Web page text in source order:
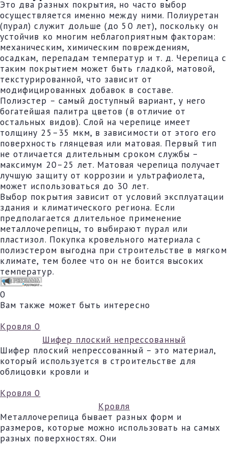
Это два разных покрытия, но часто выбор
осуществляется именно между ними. Полиуретан
(пурал) служит дольше (до 50 лет), поскольку он
устойчив ко многим неблагоприятным факторам:
механическим, химическим повреждениям,
осадкам, перепадам температур и т. д. Черепица с
таким покрытием может быть гладкой, матовой,
текстурированной, что зависит от
модифицированных добавок в составе.
Полиэстер – самый доступный вариант, у него
богатейшая палитра цветов (в отличие от
остальных видов). Слой на черепице имеет
толщину 25–35 мкм, в зависимости от этого его
поверхность глянцевая или матовая. Первый тип
не отличается длительным сроком службы –
максимум 20–25 лет. Матовая черепица получает
лучшую защиту от коррозии и ультрафиолета,
может использоваться до 30 лет.
Выбор покрытия зависит от условий эксплуатации
здания и климатического региона. Если
предполагается длительное применение
металлочерепицы, то выбирают пурал или
пластизол. Покупка кровельного материала с
полиэстером выгодна при строительстве в мягком
климате, тем более что он не боится высоких
температур.
0
Вам также может быть интересно
Кровля 0
Шифер плоский непрессованный
Шифер плоский непрессованный – это материал,
который используется в строительстве для
облицовки кровли и
Кровля 0
Кровля
Металлочерепица бывает разных форм и
размеров, которые можно использовать на самых
разных поверхностях. Они